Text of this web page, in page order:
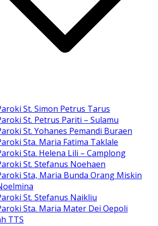
St. Simon Petrus Tarus
St. Petrus Pariti – Sulamu
St. Yohanes Pemandi Buraen
Sta. Maria Fatima Taklale
Sta. Helena Lili – Camplong
St. Stefanus Noehaen
Sta, Maria Bunda Orang Miskin
St. Stefanus Naikliu
Sta. Maria Mater Dei Oepoli
TTS